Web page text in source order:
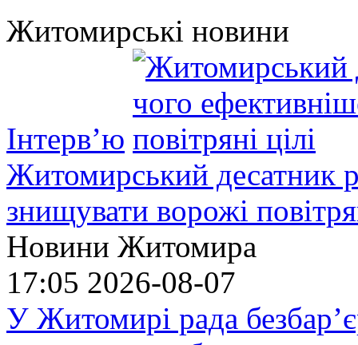
Житомирські новини
Інтерв’ю
Житомирський десатник
знищувати ворожі
Новини Житомира
17:05 2026-08-07
У Житомирі рада